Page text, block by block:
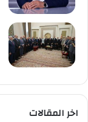
اخر المقالات